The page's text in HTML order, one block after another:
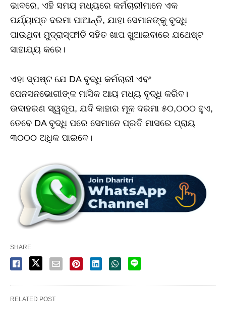
ଭାବରେ, ଏହି ସମୟ ମଧ୍ୟରେ କର୍ମଚାରୀମାନେ ଏକ
ପର୍ଯ୍ୟାପ୍ତ ଦରମା ପାଆନ୍ତି, ଯାହା ସେମାନଙ୍କୁ ବୃଦ୍ଧି
ପାଉଥିବା ମୁଦ୍ରାସ୍ଫୀତି ସହିତ ଖାପ ଖୁଆଇବାରେ ଯଥେଷ୍ଟ
ସାହାଯ୍ୟ କରେ।
ଏହା ସ୍ପଷ୍ଟ ଯେ DA ବୃଦ୍ଧି କର୍ମଚାରୀ ଏବଂ
ପେନସନଭୋଗୀଙ୍କ ମାସିକ ଆୟ ମଧ୍ୟ ବୃଦ୍ଧି କରିବ।
ଉଦାହରଣ ସ୍ୱରୂପ, ଯଦି କାହାର ମୂଳ ଦରମା ୫୦,୦୦୦ ହୁଏ,
ତେବେ DA ବୃଦ୍ଧି ପରେ ସେମାନେ ପ୍ରତି ମାସରେ ପ୍ରାୟ
୩୦୦୦ ଅଧିକ ପାଇବେ।
SHARE
RELATED POST